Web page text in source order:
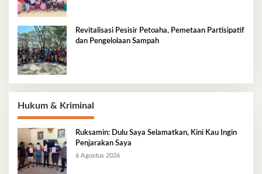
Revitalisasi Pesisir Petoaha, Pemetaan Partisipatif
dan Pengelolaan Sampah
Hukum & Kriminal
Ruksamin: Dulu Saya Selamatkan, Kini Kau Ingin
Penjarakan Saya
6 Agustus 2026